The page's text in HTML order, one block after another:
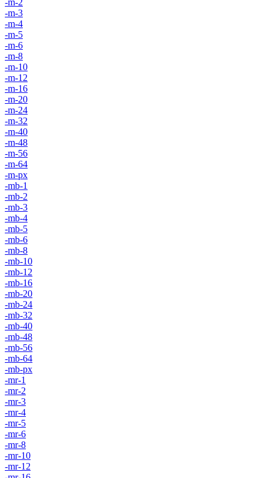
-m-3
-m-4
-m-5
-m-6
-m-8
-m-10
-m-12
-m-16
-m-20
-m-24
-m-32
-m-40
-m-48
-m-56
-m-64
-m-px
-mb-1
-mb-2
-mb-3
-mb-4
-mb-5
-mb-6
-mb-8
-mb-10
-mb-12
-mb-16
-mb-20
-mb-24
-mb-32
-mb-40
-mb-48
-mb-56
-mb-64
-mb-px
-mr-1
-mr-2
-mr-3
-mr-4
-mr-5
-mr-6
-mr-8
-mr-10
-mr-12